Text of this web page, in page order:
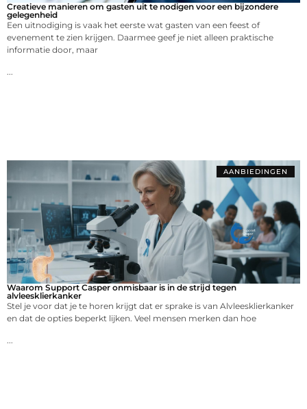
Creatieve manieren om gasten uit te nodigen voor een bijzondere
gelegenheid
Een uitnodiging is vaak het eerste wat gasten van een feest of
evenement te zien krijgen. Daarmee geef je niet alleen praktische
informatie door, maar
...
AANBIEDINGEN
Waarom Support Casper onmisbaar is in de strijd tegen
alvleesklierkanker
Stel je voor dat je te horen krijgt dat er sprake is van Alvleesklierkanker
en dat de opties beperkt lijken. Veel mensen merken dan hoe
...